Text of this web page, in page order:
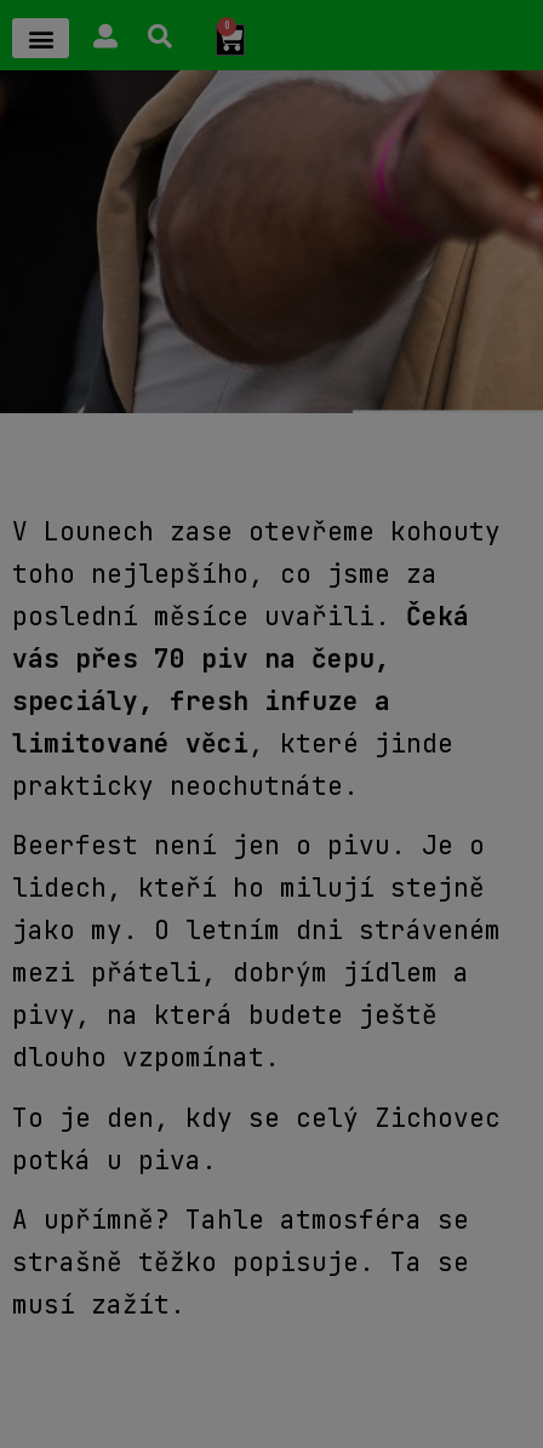
0
V Lounech zase otevřeme kohouty
toho nejlepšího, co jsme za
poslední měsíce uvařili. Čeká
vás přes 70 piv na čepu,
speciály, fresh infuze a
limitované věci, které jinde
prakticky neochutnáte.
Beerfest není jen o pivu. Je o
lidech, kteří ho milují stejně
jako my. O letním dni stráveném
mezi přáteli, dobrým jídlem a
pivy, na která budete ještě
dlouho vzpomínat.
To je den, kdy se celý Zichovec
potká u piva.
A upřímně? Tahle atmosféra se
strašně těžko popisuje. Ta se
musí zažít.